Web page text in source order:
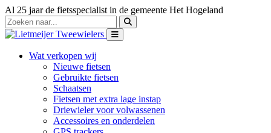
Al 25 jaar de fietsspecialist in de gemeente Het Hogeland
Wat verkopen wij
Nieuwe fietsen
Gebruikte fietsen
Schaatsen
Fietsen met extra lage instap
Driewieler voor volwassenen
Accessoires en onderdelen